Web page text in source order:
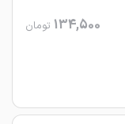
134,500 تومان